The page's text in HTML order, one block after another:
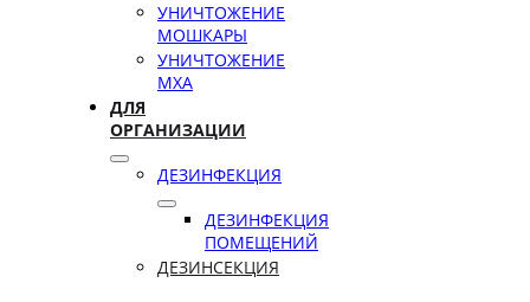
УНИЧТОЖЕНИЕ
МОШКАРЫ
УНИЧТОЖЕНИЕ
МХА
ДЛЯ
ОРГАНИЗАЦИИ
ДЕЗИНФЕКЦИЯ
ДЕЗИНФЕКЦИЯ
ПОМЕЩЕНИЙ
ДЕЗИНСЕКЦИЯ